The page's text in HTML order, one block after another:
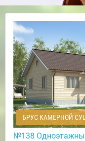
БРУС КАМЕРНОЙ
№138